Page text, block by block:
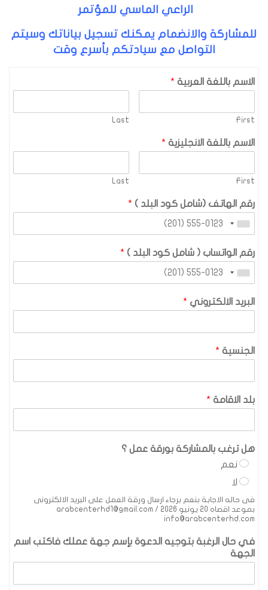
الراعي الماسي للمؤتمر
للمشاركة والانضمام يمكنك تسجيل بياناتك وسيتم
التواصل مع سيادتكم بأسرع وقت
الاسم باللغة العربية *
First
Last
الاسم باللغة الانجليزية *
First
Last
رقم الهاتف (شامل كود البلد ) *
رقم الواتساب ( شامل كود البلد ) *
البريد الالكتروني *
الجنسية *
بلد الاقامة *
هل ترغب بالمشاركة بورقة عمل ؟
نعم
لا
فى حاله الاجابة بنعم برجاء ارسال ورقة العمل على البريد الالكترونى
بموعد اقصاه 20 يونيو 2026 arabcenterhd1@gmail.com /
info@arabcenterhd.com
في حال الرغبة بتوجيه الدعوة بإسم جهة عملك فاكتب اسم
الجهة